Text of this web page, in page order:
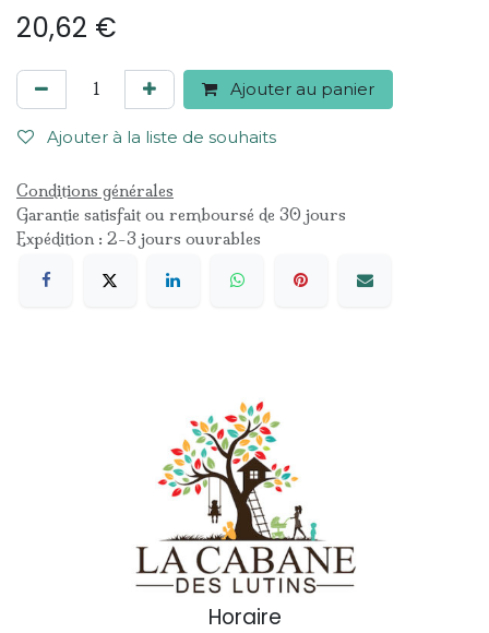
20,62 €
Ajouter au panier
Ajouter à la liste de souhaits
Conditions générales
Garantie satisfait ou remboursé de 30 jours
Expédition : 2-3 jours ouvrables
Horaire